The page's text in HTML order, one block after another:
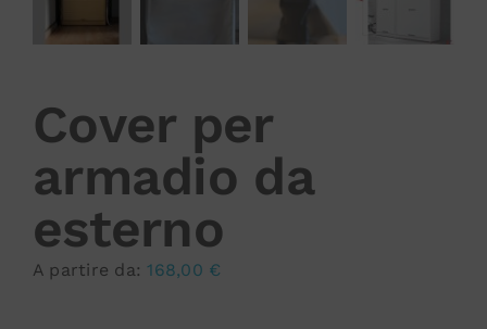
Cover per
armadio da
esterno
A partire da:168,00 €